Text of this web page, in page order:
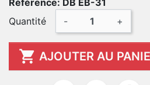
Référence: DB EB-31
Quantité
- +
 AJOUTER AU